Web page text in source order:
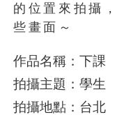
的位置來拍攝
些畫面～
作品名稱：下課
拍攝主題：學生
拍攝地點：台北